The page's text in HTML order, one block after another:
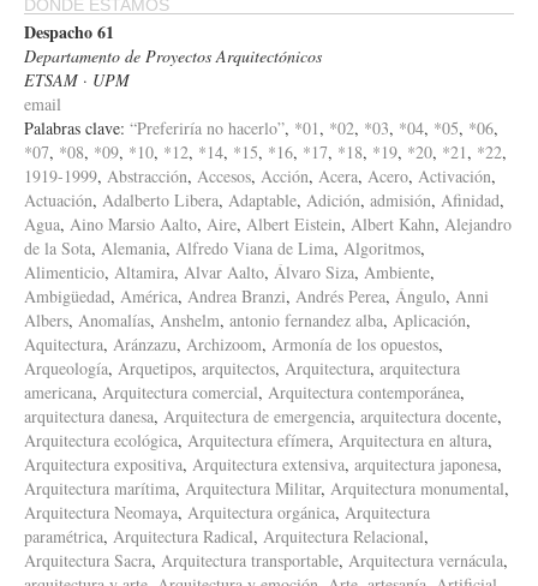
DÓNDE ESTAMOS
Despacho 61
Departamento de Proyectos Arquitectónicos
ETSAM · UPM
email
Palabras clave: “Preferiría no hacerlo”, *01 , *02, *03, *04, *05, *06,
*07, *08, *09, *10, *12, *14, *15, *16, *17, *18, *19, *20, *21 , *22,
1919-1999, Abstracción, Accesos, Acción, Acera, Acero, Activación,
Actuación, Adalberto Libera, Adaptable, Adición, admisión, Afinidad,
Agua, Aino Marsio Aalto, Aire, Albert Eistein, Albert Kahn, Alejandro
de la Sota, Alemania, Alfredo Viana de Lima, Algoritmos,
Alimenticio, Altamira, Alvar Aalto, Álvaro Siza, Ambiente,
Ambigüedad, América, Andrea Branzi, Andrés Perea, Ángulo, Anni
Albers, Anomalías, Anshelm, antonio fernandez alba, Aplicación,
Aquitectura, Aránzazu, Archizoom, Armonía de los opuestos,
Arqueología, Arquetipos, arquitectos, Arquitectura, arquitectura
americana, Arquitectura comercial, Arquitectura contemporánea,
arquitectura danesa, Arquitectura de emergencia, arquitectura docente,
Arquitectura ecológica, Arquitectura efímera, Arquitectura en altura,
Arquitectura expositiva, Arquitectura extensiva, arquitectura japonesa,
Arquitectura marítima, Arquitectura Militar, Arquitectura monumental,
Arquitectura Neomaya, Arquitectura orgánica, Arquitectura
paramétrica, Arquitectura Radical, Arquitectura Relacional,
Arquitectura Sacra, Arquitectura transportable, Arquitectura vernácula,